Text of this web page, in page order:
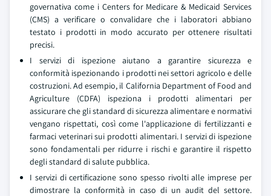
governativa come i Centers for Medicare & Medicaid Services
(CMS) a verificare o convalidare che i laboratori abbiano
testato i prodotti in modo accurato per ottenere risultati
precisi.
I servizi di ispezione aiutano a garantire sicurezza e
conformità ispezionando i prodotti nei settori agricolo e delle
costruzioni. Ad esempio, il California Department of Food and
Agriculture (CDFA) ispeziona i prodotti alimentari per
assicurare che gli standard di sicurezza alimentare e normativi
vengano rispettati, così come l'applicazione di fertilizzanti e
farmaci veterinari sui prodotti alimentari. I servizi di ispezione
sono fondamentali per ridurre i rischi e garantire il rispetto
degli standard di salute pubblica.
I servizi di certificazione sono spesso rivolti alle imprese per
dimostrare la conformità in caso di un audit del settore.